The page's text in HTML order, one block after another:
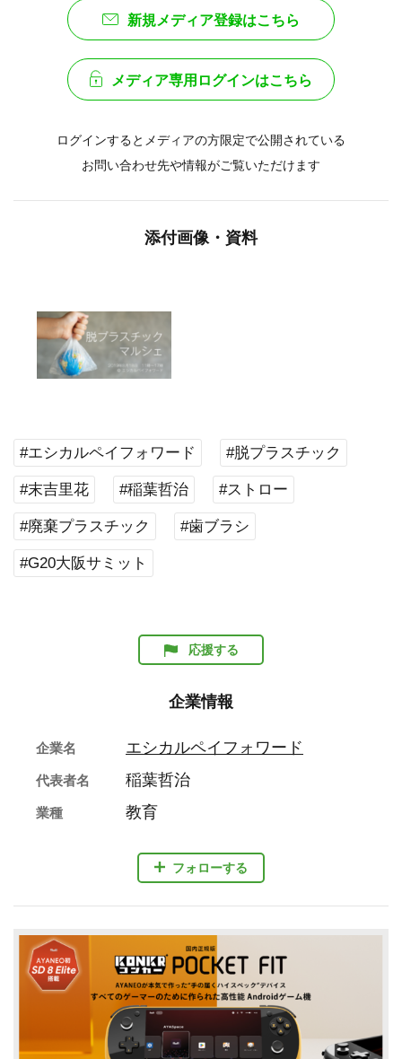
新規メディア登録はこちら
メディア専用ログインはこちら
ログインするとメディアの方限定で公開されている
お問い合わせ先や情報がご覧いただけます
添付画像・資料
#エシカルペイフォワード #脱プラスチック
#末吉里花 #稲葉哲治 #ストロー
#廃棄プラスチック #歯ブラシ
#G20大阪サミット
応援する
企業情報
フォローする
企業名 エシカルペイフォワード
代表者名 稲葉哲治
業種 教育